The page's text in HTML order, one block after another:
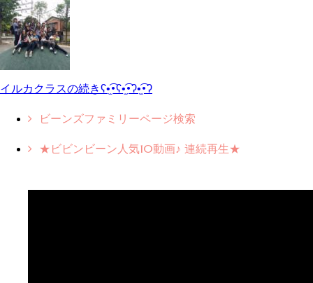
イルカクラスの続きʕ•̫͡•ʕ•̫͡•ʔ•̫͡•ʔ
ビーンズファミリーページ検索
★ビビンビーン人気10動画♪ 連続再生★